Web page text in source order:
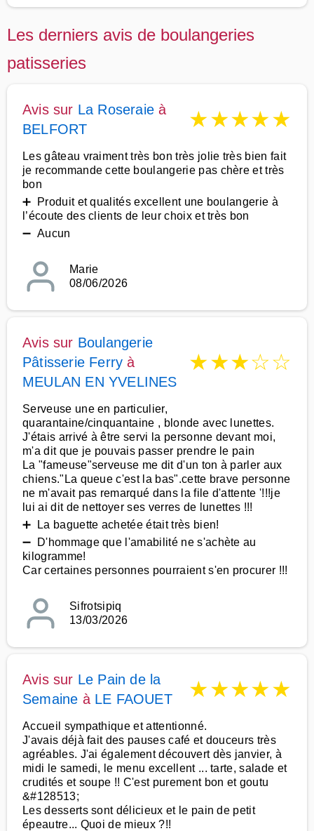
Les derniers avis de boulangeries
patisseries
Avis sur La Roseraie à
BELFORT
★★★★★
Les gâteau vraiment très bon très jolie très bien fait
je recommande cette boulangerie pas chère et très
bon
➕ Produit et qualités excellent une boulangerie à
l’écoute des clients de leur choix et très bon
➖ Aucun
Marie
08/06/2026
Avis sur Boulangerie
Pâtisserie Ferry à
MEULAN EN YVELINES
★★★☆☆
Serveuse une en particulier,
quarantaine/cinquantaine , blonde avec lunettes.
J'étais arrivé à être servi la personne devant moi,
m'a dit que je pouvais passer prendre le pain
La "fameuse"serveuse me dit d'un ton à parler aux
chiens."La queue c'est la bas".cette brave personne
ne m'avait pas remarqué dans la file d'attente '!!!je
lui ai dit de nettoyer ses verres de lunettes !!!
➕ La baguette achetée était très bien!
➖ D'hommage que l'amabilité ne s'achète au
kilogramme!
Car certaines personnes pourraient s'en procurer !!!
Sifrotsipiq
13/03/2026
Avis sur Le Pain de la
Semaine à LE FAOUET ★★★★★
Accueil sympathique et attentionné.
J'avais déjà fait des pauses café et douceurs très
agréables. J'ai également découvert dès janvier, à
midi le samedi, le menu excellent ... tarte, salade et
crudités et soupe !! C'est purement bon et goutu
&#128513;
Les desserts sont délicieux et le pain de petit
épeautre... Quoi de mieux ?!!